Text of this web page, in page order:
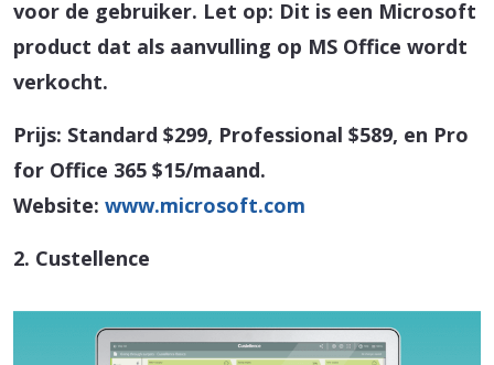
voor de gebruiker. Let op: Dit is een Microsoft
product dat als aanvulling op MS Office wordt
verkocht.
Prijs: Standard $299, Professional $589, en Pro
for Office 365 $15/maand.
Website: www.microsoft.com
2. Custellence